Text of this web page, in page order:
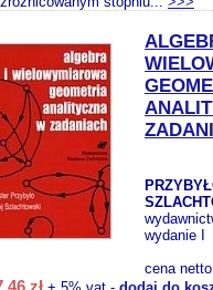
wydanie I
cena
zł